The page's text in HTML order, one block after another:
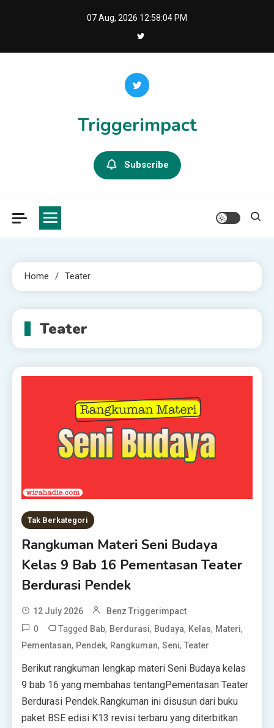
07 Aug, 2026 12:58:05 PM
Triggerimpact
Subscribe
Home Teater
Teater
Tak Berkategori
Rangkuman Materi Seni Budaya
Kelas 9 Bab 16 Pementasan Teater
Berdurasi Pendek
12 July 2026 Benz Triggerimpact
0 Tagged Bab, Berdurasi, Budaya, Kelas, Materi,
Pementasan, Pendek, Rangkuman,Seni,Teater
Berikut rangkuman lengkap materi Seni Budaya kelas
9 bab 16 yang membahas tentangPementasan Teater
Berdurasi Pendek.Rangkuman ini disusun dari buku
paket BSE edisi K13 revisi terbaru yang diterbitkan